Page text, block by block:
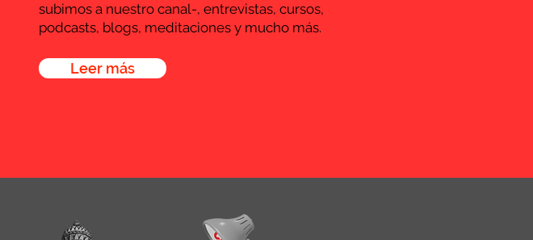
subimos a nuestro canal-, entrevistas, cursos,
podcasts, blogs, meditaciones y mucho más.
Leer más